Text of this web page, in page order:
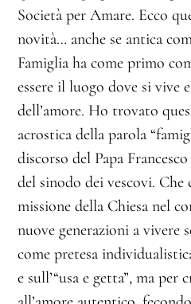
Società per Amare. Ecco
novità… anche se antica
Famiglia ha come primo
essere il luogo dove si vive
dell’amore. Ho trovato
acrostica della parola
discorso del Papa
del sinodo dei vescovi. Che
missione della Chiesa nel
nuove generazioni a vivere
come pretesa
e sull’“usa e getta”, ma per